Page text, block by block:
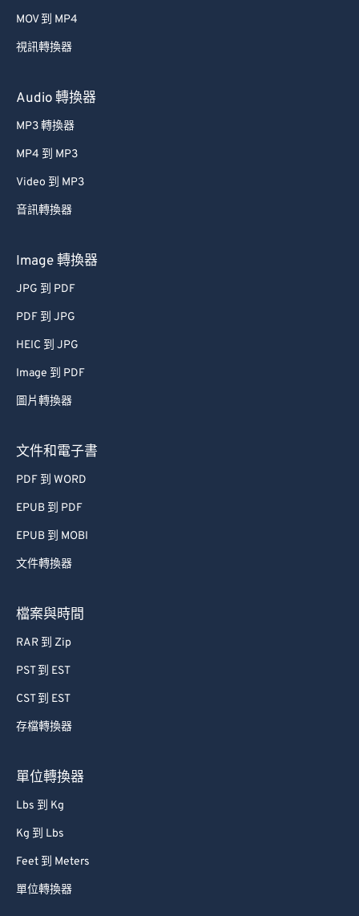
MOV 到 MP4
視訊轉換器
Audio 轉換器
MP3 轉換器
MP4 到 MP3
Video 到 MP3
音訊轉換器
Image 轉換器
JPG 到 PDF
PDF 到 JPG
HEIC 到 JPG
Image 到 PDF
圖片轉換器
文件和電子書
PDF 到 WORD
EPUB 到 PDF
EPUB 到 MOBI
文件轉換器
檔案與時間
RAR 到 Zip
PST 到 EST
CST 到 EST
存檔轉換器
單位轉換器
Lbs 到 Kg
Kg 到 Lbs
Feet 到 Meters
單位轉換器